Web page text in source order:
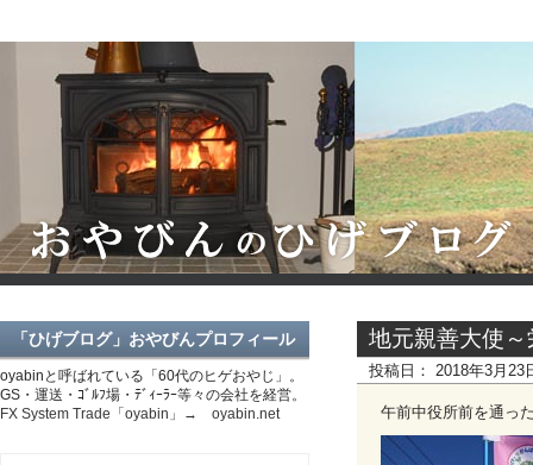
地元親善大使～
投稿日： 2018年3月23
午前中役所前を通っ
「ひげブログ」おやびんプロフィール
oyabinと呼ばれている「60代のヒゲおやじ」。
GS・運送・ｺﾞﾙﾌ場・ﾃﾞｨｰﾗｰ等々の会社を経営。
FX System Trade「oyabin」→ oyabin.net